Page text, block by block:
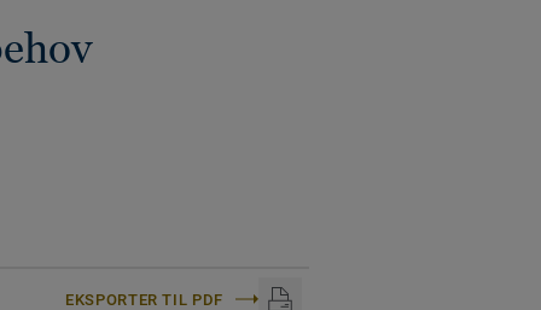
EKSPORTER TIL PDF